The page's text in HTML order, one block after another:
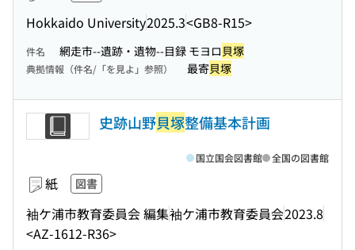
Hokkaido University2025.3<GB8-R15>
件名 網走市--遺跡・遺物--目録 モヨロ 貝塚
典拠情報（件名/「を見よ」参照） 最寄貝塚
史跡山野貝塚整備基本計画
紙 図書
袖ケ浦市教育委員会 編集袖ケ浦市教育委員会2023.8
<AZ-1612-R36>
国立国会図書館 全国の図書館